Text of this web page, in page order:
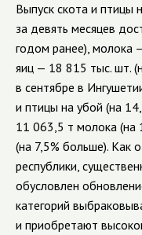
Выпуск скота и птицы
за девять месяцев
годом ранее), молока
яиц — 18 815 тыс. шт.
в сентябре в
и птицы на убой (на
11 063,5 т молока (на
(на 7,5% больше). Как
республики,
обусловлен
категорий
и приобретают